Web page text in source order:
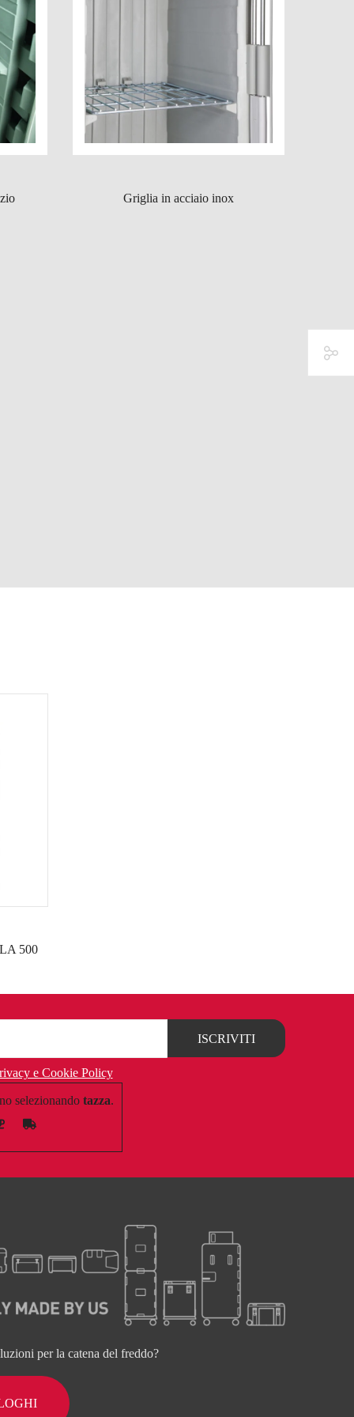
Griglia in acciaio inox
500
e Cookie Policy
selezionandotazza.
per la catena del freddo?